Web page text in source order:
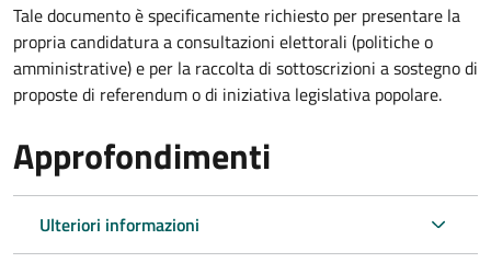
Tale documento è specificamente richiesto per presentare la
propria candidatura a consultazioni elettorali (politiche o
amministrative) e per la raccolta di sottoscrizioni a sostegno di
proposte di referendum o di iniziativa legislativa popolare.
Approfondimenti
Ulteriori informazioni